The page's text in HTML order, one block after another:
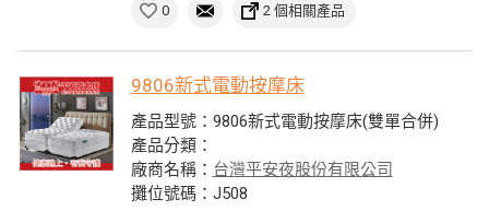
0 2 個相關產品
9806新式電動按摩床
產品型號：9806新式電動按摩床(雙單合併)
產品分類：
廠商名稱： 台灣平安夜股份有限公司
攤位號碼：J508